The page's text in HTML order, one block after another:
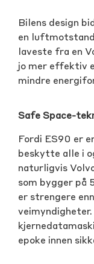
Bilens design
en
laveste fra en
jo mer effektiv
mindre
Safe Space-
Fordi ES90 er
beskytte alle i
naturligvis
som bygger på
er strengere
epoke innen